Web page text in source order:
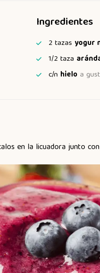
Ingredientes
2 tazas yogur
1/2 taza
c/n hielo a
en la licuadora junto